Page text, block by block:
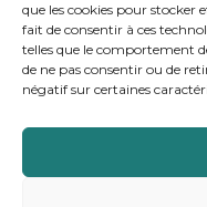
que les cookies pour stocker
fait de consentir à ces
telles que le comportement
de ne pas consentir ou de
négatif sur certaines